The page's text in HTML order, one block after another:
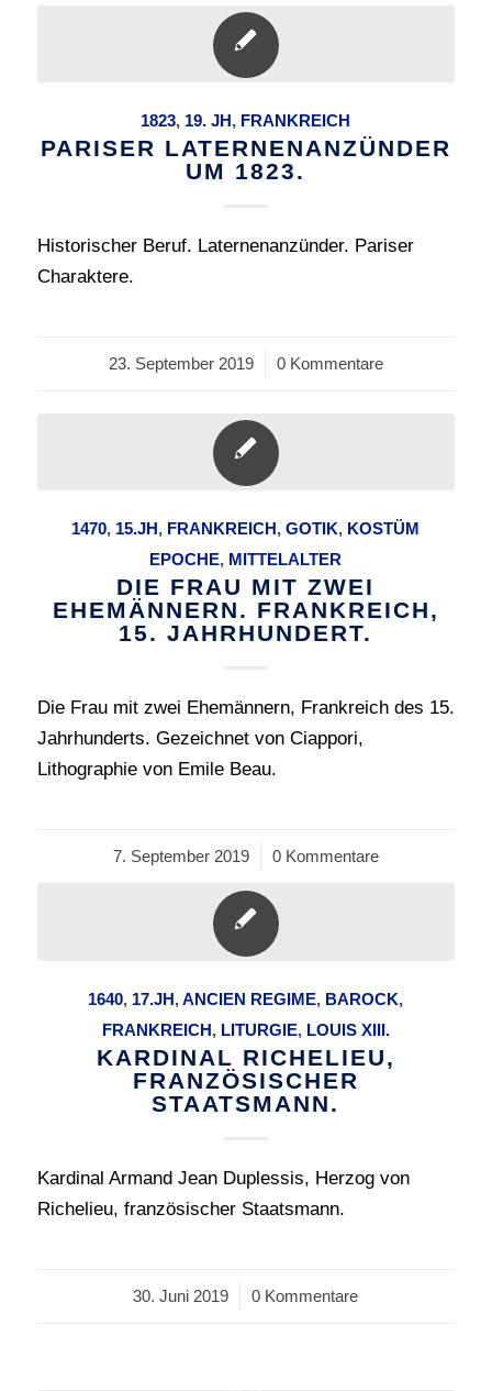
1823, 19. JH, FRANKREICH
PARISER LATERNENANZÜNDER
UM 1823.
Historischer Beruf. Laternenanzünder. Pariser
Charaktere.
23. September 2019
/ 0 Kommentare
1470, 15.JH, FRANKREICH,GOTIK, KOSTÜM
EPOCHE, MITTELALTER
DIE FRAU MIT ZWEI
EHEMÄNNERN. FRANKREICH,
15. JAHRHUNDERT.
Die Frau mit zwei Ehemännern, Frankreich des 15.
Jahrhunderts. Gezeichnet von Ciappori,
Lithographie von Emile Beau.
7. September 2019
/ 0 Kommentare
1640, 17.JH,ANCIEN REGIME, BAROCK,
FRANKREICH, LITURGIE, LOUIS XIII.
KARDINAL RICHELIEU,
FRANZÖSISCHER
STAATSMANN.
Kardinal Armand Jean Duplessis, Herzog von
Richelieu, französischer Staatsmann.
30. Juni 2019
/ 0 Kommentare